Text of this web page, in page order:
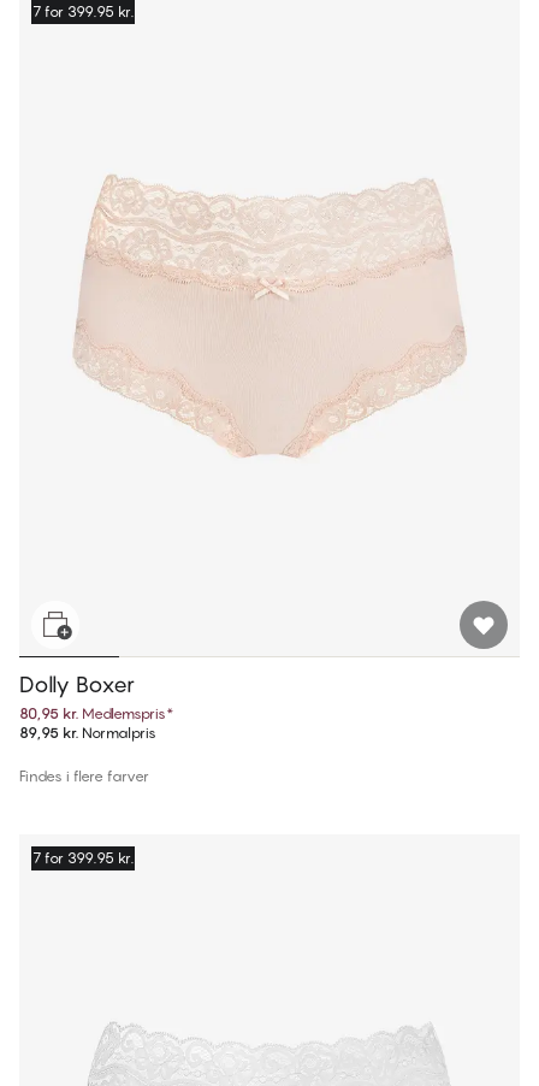
7 for 399.95 kr.
Dolly Boxer
80,95 kr. Medlemspris*
89,95 kr. Normalpris
Findes i flere farver
7 for 399.95 kr.